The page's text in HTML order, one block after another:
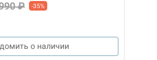
₽ -35%
о наличии